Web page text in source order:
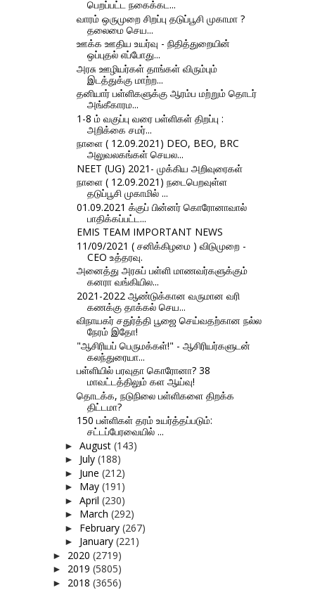
பெறப்பட்ட நகைக்கட...
வாரம் ஒருமுறை சிறப்பு தடுப்பூசி முகாமா ?
தலைமை செய...
ஊக்க ஊதிய உயர்வு - நிதித்துறையின்
ஒப்புதல் எப்போது...
அரசு ஊழியர்கள் தாங்கள் விரும்பும்
இடத்துக்கு மாற்ற...
தனியார் பள்ளிகளுக்கு ஆரம்ப மற்றும் தொடர்
அங்கீகாரம...
1-8 ம் வகுப்பு வரை பள்ளிகள் திறப்பு :
அறிக்கை சமர்...
நாளை ( 12.09.2021) DEO, BEO, BRC
அலுவலகங்கள்‌ செயல...
NEET (UG) 2021- முக்கிய அறிவுரைகள்
நாளை ( 12.09.2021) நடைபெறவுள்ள
தடுப்பூசி முகாமில் ...
01.09.2021 க்குப் பின்னர் கொரோனாவால்
பாதிக்கப்பட்ட...
EMIS TEAM IMPORTANT NEWS
11/09/2021 ( சனிக்கிழமை ) விடுமுறை -
CEO உத்தரவு.
அனைத்து அரசுப் பள்ளி மாணவர்களுக்கும்
கனரா வங்கியில...
2021-2022 ஆண்டுக்கான வருமான வரி
கணக்கு தாக்கல் செய...
விநாயகர் சதுர்த்தி பூஜை செய்வதற்கான நல்ல
நேரம் இதோ!
"ஆசிரியப் பெருமக்கள்!" - ஆசிரியர்களுடன்
கலந்துரையா...
பள்ளியில் பரவுதா கொரோனா? 38
மாவட்டத்திலும் கள ஆய்வு!
தொடக்க, நடுநிலை பள்ளிகளை திறக்க
திட்டமா?
150 பள்ளிகள் தரம் உயர்த்தப்படும்:
சட்டப்பேரவையில் ...
► August (143)
► July (188)
► June (212)
► May (191)
► April (230)
► March (292)
► February (267)
► January (221)
► 2020 (2719)
► 2019 (5805)
► 2018 (3656)